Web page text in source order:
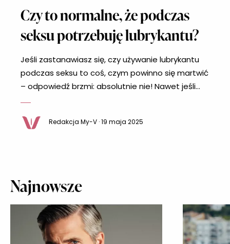
Czy to normalne, że podczas
seksu potrzebuję lubrykantu?
Jeśli zastanawiasz się, czy używanie lubrykantu
podczas seksu to coś, czym powinno się martwić
– odpowiedź brzmi: absolutnie nie! Nawet jeśli
kojarzy się go głównie z osobami
rzeczywistości wiele osób stosuje go po prostu
Redakcja My-V · 19 maja 2025
Najnowsze